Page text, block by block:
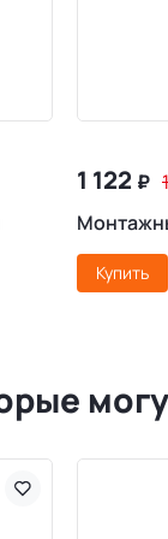
1 122 ₽
Купить